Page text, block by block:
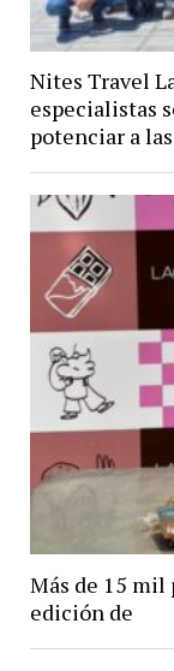
Nites Travel
especialistas
potenciar a
Más de 15
edición de